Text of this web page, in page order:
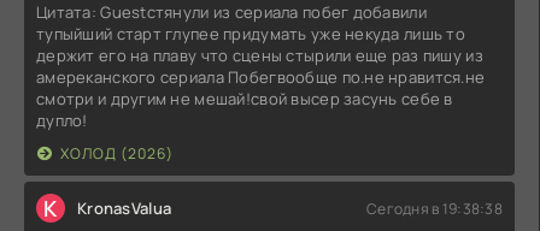
Цитата: Guestстянули из сериала побег добавили
тупыйший старт глупее придумать уже некуда лишь то
держит его на плаву что сцены стырили еще раз пишу из
амереканского сериала Побегвообще по.не нравится.не
смотри и другим не мешай!свой высер засунь себе в
дупло!
ХОЛОД (2026)
K KronasValua Сегодня в 19:38:38